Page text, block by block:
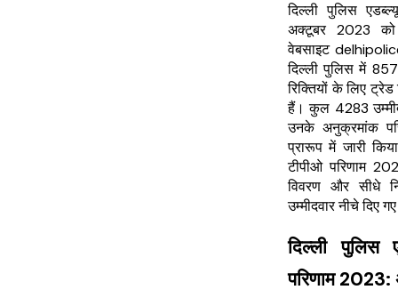
दिल्ली पुलिस
अक्टूबर 2023 को
वेबसाइट
दिल्ली पुलिस में
रिक्तियों के लिए
हैं। कुल 4283
उनके अनुक्रमांक
प्रारूप में जारी
टीपीओ परिणाम
विवरण और सीधे
उम्मीदवार नीचे
दिल्ली पुलिस
परिणाम